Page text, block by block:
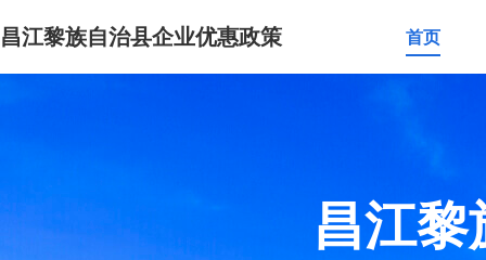
昌江黎族自治县企业优惠政策 首页
昌江